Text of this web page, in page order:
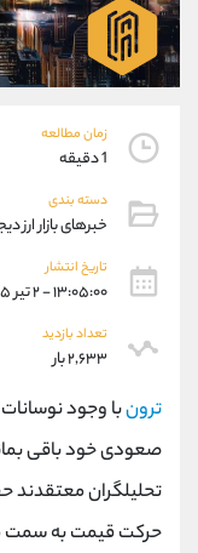
زمان مطالعه
1 دقیقه
دسته بندی
خبرهای بازار ارز
تاریخ انتشار
۱۳:۰۵:۰۰ - ۲ تیر ۱۴۰۵
تعداد بازدید
۲,۶۳۳ بار
ترونبا وجود
تحلیلگران معتقدند
واتساپ
تلگرام
پشتیبان فروش
موبایل
واتساپ
تلگرام
داخلی
اطلاعات تماس
بدون پیش شماره
اینستاگرام
کانال تلگرام